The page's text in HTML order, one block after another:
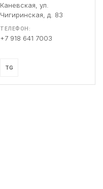
Каневская, ул.
Чигиринская, д. 83
ТЕЛЕФОН:
+7 918 641 7003
TG